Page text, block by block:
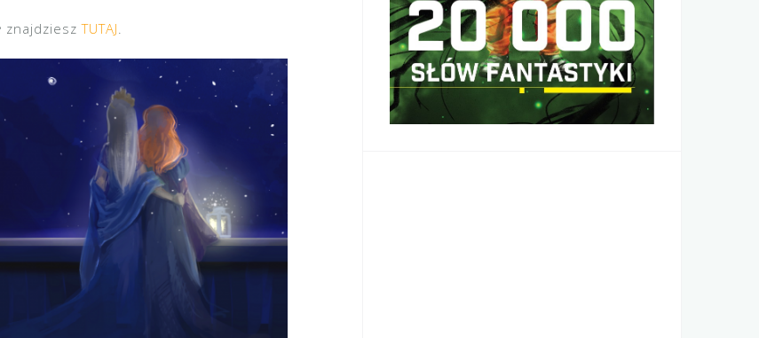
znajdzieszTUTAJ